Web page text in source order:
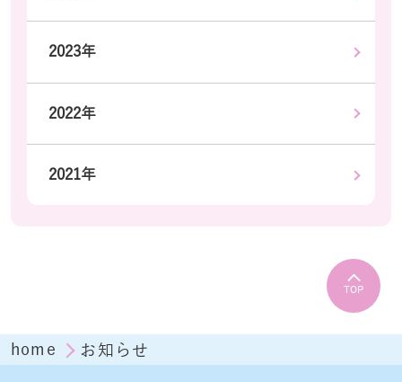
2023年
2022年
2021年
TOP
home お知らせ